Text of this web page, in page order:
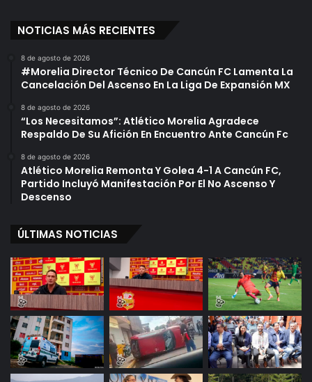
NOTICIAS MÁS RECIENTES
8 de agosto de 2026
#Morelia Director Técnico De Cancún FC Lamenta La
Cancelación Del Ascenso En La Liga De Expansión MX
8 de agosto de 2026
“Los Necesitamos”: Atlético Morelia Agradece
Respaldo De Su Afición En Encuentro Ante Cancún Fc
8 de agosto de 2026
Atlético Morelia Remonta Y Golea 4-1 A Cancún FC,
Partido Incluyó Manifestación Por El No Ascenso Y
Descenso
ÚLTIMAS NOTICIAS